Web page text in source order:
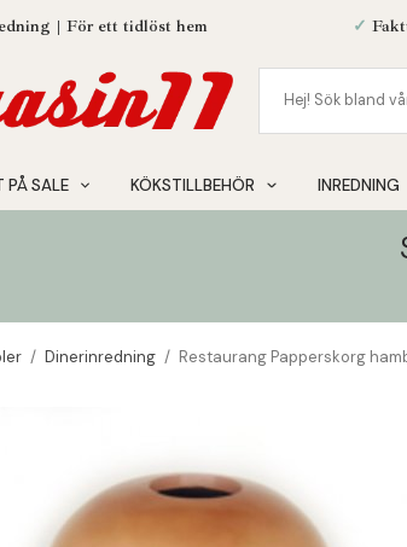
| För ett tidlöst hem ✓
PÅ SALE KÖKSTILLBEHÖR INREDNING
/ Dinerinredning / Restaurang Papperskorg